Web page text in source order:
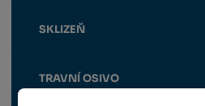
SKLIZEŇ
TRAVNÍ OSIVO